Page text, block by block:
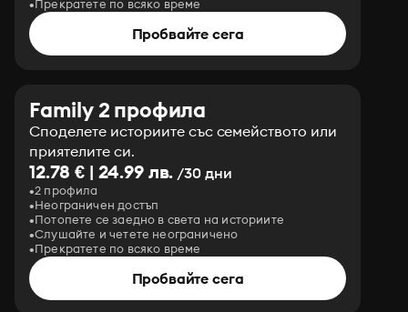
Прекратете по всяко време
Пробвайте сега
Family 2 профила
Споделете историите със семейството или
приятелите си.
12.78 € | 24.99 лв. /30 дни
2 профила
Неограничен достъп
Потопете се заедно в света на историите
Слушайте и четете неограничено
Прекратете по всяко време
Пробвайте сега